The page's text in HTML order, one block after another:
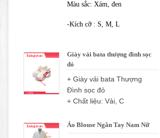
Màu sắc: Xám, đen
-Kích cỡ : S, M, L
Giày vải bata thượng đình sọc
đỏ
+ Giày vải bata Thượng
Đình sọc đỏ
+ Chất liệu: Vải, C
Áo Blouse Ngắn Tay Nam Nữ